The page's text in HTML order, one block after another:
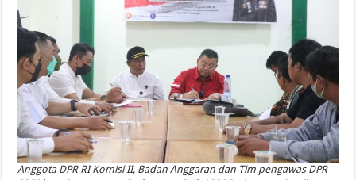
Anggota DPR RI Komisi II, Badan Anggaran dan Tim pengawas DPR